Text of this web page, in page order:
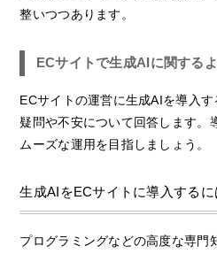
整いつつあります。
ECサイトで生成AIに関する
ECサイトの運営に生成AIを導入す
疑問や不安について回答します。
ムーズな運用を目指しましょう。
生成AIをECサイトに導入する
プログラミングなどの高度な専門